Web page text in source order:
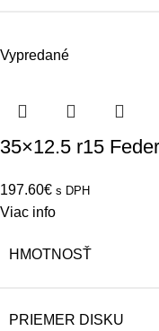
Vypredané
35×12.5 r15
197.60€ s DPH
Viac info
HMOTNOSŤ
PRIEMER DISKU